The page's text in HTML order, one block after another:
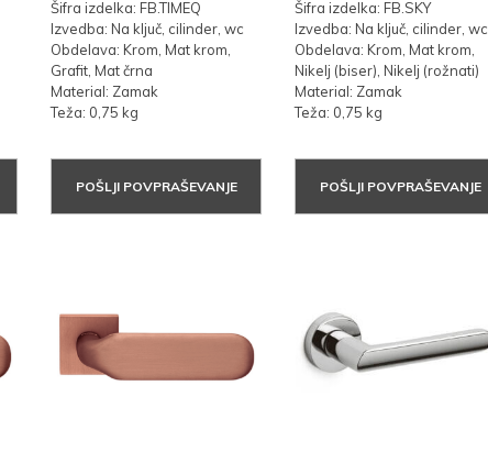
Šifra izdelka: FB.TIMEQ
Izvedba: Na ključ, cilinder, wc
Obdelava: Krom, Mat krom,
Grafit, Mat črna
Material: Zamak
Teža: 0,75 kg
POŠLJI POVPRAŠEVANJE
Šifra izdelka: FB.SKY
Izvedba: Na ključ, cilinder, wc
Obdelava: Krom, Mat krom,
Nikelj (biser), Nikelj (rožnati)
Material: Zamak
Teža: 0,75 kg
POŠLJI POVPRAŠEVANJE